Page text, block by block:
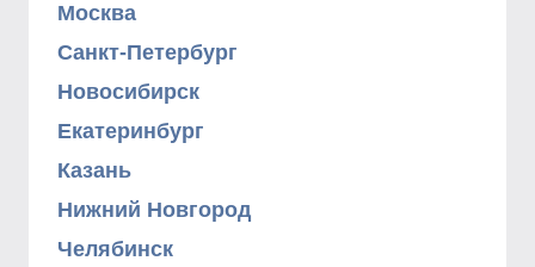
Москва
Санкт-Петербург
Новосибирск
Екатеринбург
Казань
Нижний Новгород
Челябинск